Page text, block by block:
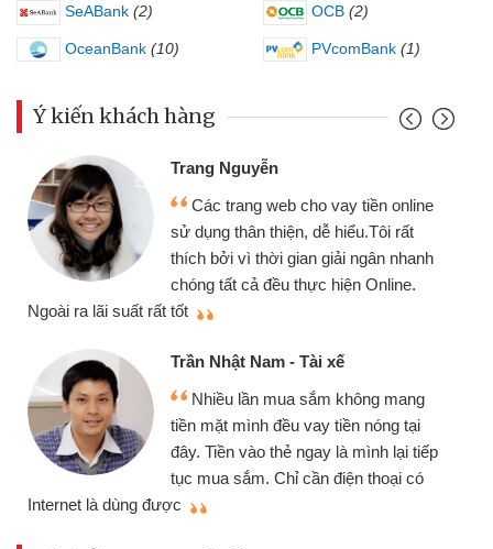
SeABank (2) OCB (2)
OceanBank (10) PVcomBank (1)
Ý kiến khách hàng
Trang Nguyễn
Các trang web cho vay tiền online
sử dụng thân thiện, dễ hiểu.Tôi rất
thích bởi vì thời gian giải ngân nhanh
chóng tất cả đều thực hiện Online.
Ngoài ra lãi suất rất tốt
Trần Nhật Nam - Tài xế
Nhiều lần mua sắm không mang
tiền mặt mình đều vay tiền nóng tại
đây. Tiền vào thẻ ngay là mình lại tiếp
tục mua sắm. Chỉ cần điện thoại có
Internet là dùng được